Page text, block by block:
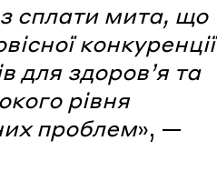
сплати мита, що
конкуренції
для здоров’я та
рівня
проблем», —